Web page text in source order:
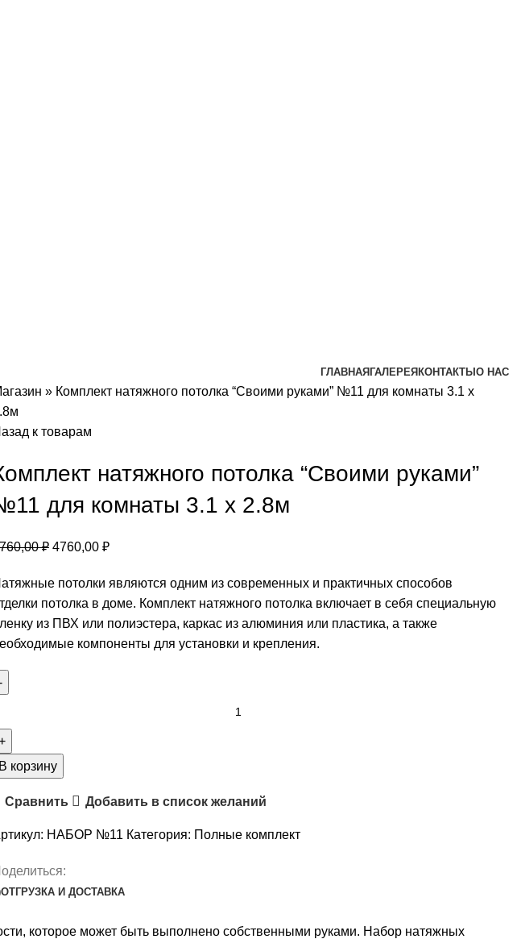
ГЛАВНАЯ ГАЛЕРЕЯ КОНТАКТЫ О НАС
» Комплект натяжного потолка “Своими руками” №11 для комнаты 3.1 х
к товарам
натяжного потолка “Своими руками”
для комнаты 3.1 х 2.8м
₽ Первоначальная
составляла
5760,00 ₽.
4760,00 ₽Текущая
4760,00 ₽.
потолки являются одним из современных и практичных способов
потолка в доме. Комплект натяжного потолка включает в себя специальную
из ПВХ или полиэстера, каркас из алюминия или пластика, а также
компоненты для установки и крепления.
В корзину
Сравнить Добавить в список желаний
НАБОР №11 Категория: Полные комплект
ОТГРУЗКА И ДОСТАВКА
которое может быть выполнено собственными руками. Набор натяжных